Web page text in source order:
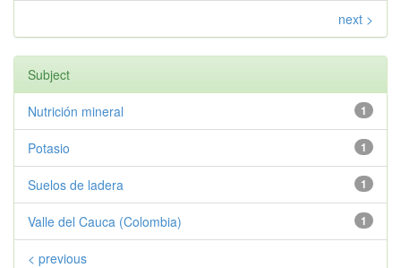
next >
Subject
1
Nutrición mineral
1
Potasio
1
Suelos de ladera
1
Valle del Cauca (Colombia)
< previous